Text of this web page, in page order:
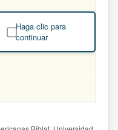
Haga clic para
continuar